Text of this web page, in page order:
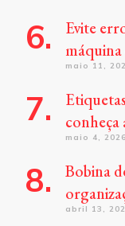
Evite
maio 11,
conheça
maio 4, 2026
Bobina
abril 13,